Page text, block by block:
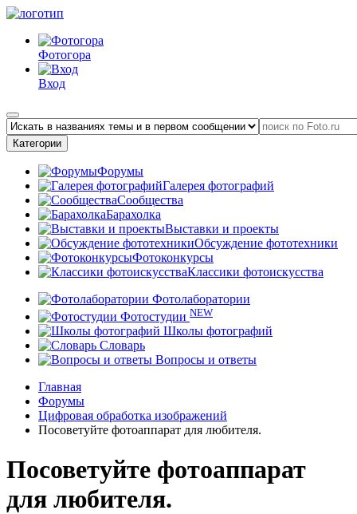
Фотогора
Вход
Категории
Форумы
Галерея фотографий
Сообщества
Барахолка
Выставки и проекты
Обсуждение фототехники
Фотоконкурсы
Классики фотоискусства
Фотолаборатории
Фотостудии NEW
Школы фотографий
Словарь
Вопросы и ответы
Главная
Форумы
Цифровая обработка изображений
Посоветуйте фотоаппарат для любителя.
Посоветуйте фотоаппарат
для любителя.